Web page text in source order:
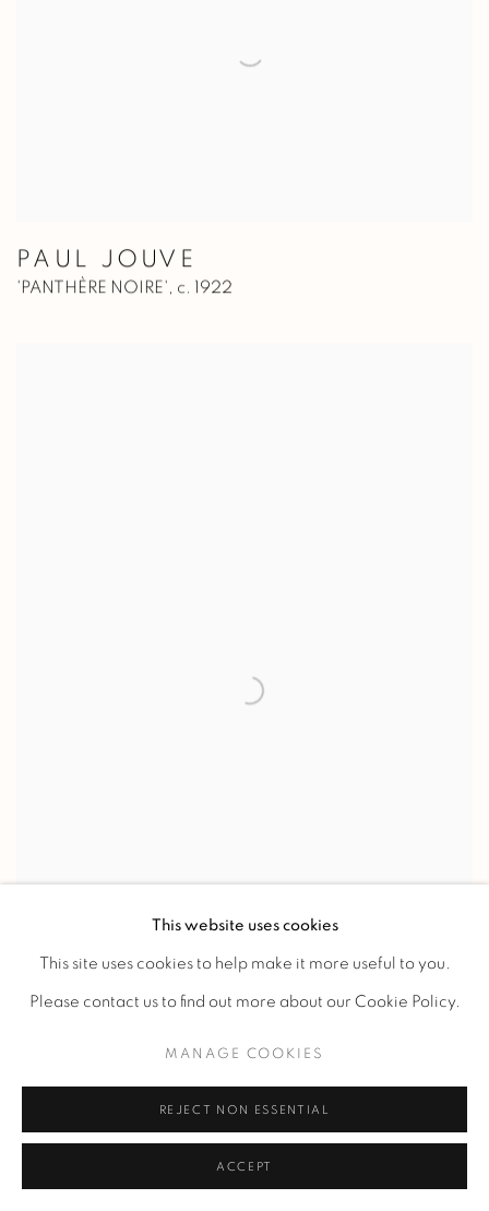
PAUL JOUVE
'PANTHÈRE NOIRE' c. 1922
MAX INGRAND
JOUEUSES DE GUITARE ET DE MANDOLINE,1937
This website uses cookies
This site uses cookies to help make it more useful to you.
Please contact us to find out more about our Cookie Policy.
MANAGE COOKIES
REJECT NON ESSENTIAL
ACCEPT